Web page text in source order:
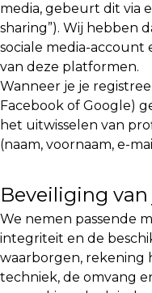
media, gebeurt dit via
sharing”). Wij hebben
sociale media-
van deze platformen.
Wanneer je je
Facebook of Google)
het uitwisselen van
(naam, voornaam, e-
Beveiliging
We nemen passende
integriteit en de
waarborgen, rekening
techniek, de omvang